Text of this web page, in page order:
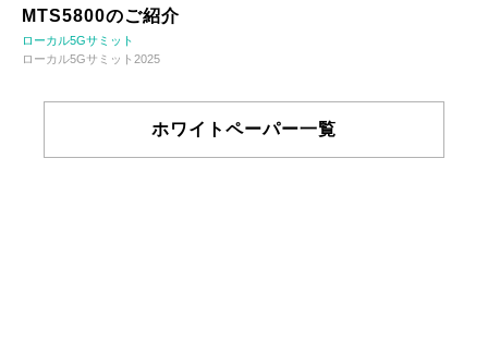
MTS5800のご紹介
ローカル5Gサミット
ローカル5Gサミット2025
ホワイトペーパー一覧